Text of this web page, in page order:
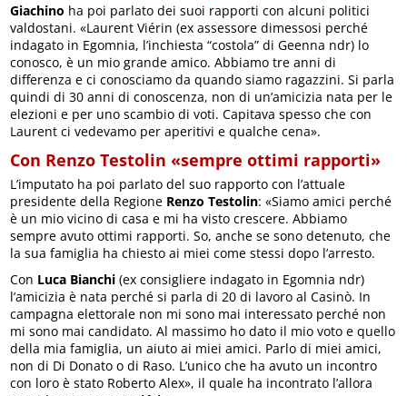
Giachino ha poi parlato dei suoi rapporti con alcuni politici
valdostani. «Laurent Viérin (ex assessore dimessosi perché
indagato in Egomnia, l’inchiesta “costola” di Geenna ndr) lo
conosco, è un mio grande amico. Abbiamo tre anni di
differenza e ci conosciamo da quando siamo ragazzini. Si parla
quindi di 30 anni di conoscenza, non di un’amicizia nata per le
elezioni e per uno scambio di voti. Capitava spesso che con
Laurent ci vedevamo per aperitivi e qualche cena».
Con Renzo Testolin «sempre ottimi rapporti»
L’imputato ha poi parlato del suo rapporto con l’attuale
presidente della Regione Renzo Testolin: «Siamo amici perché
è un mio vicino di casa e mi ha visto crescere. Abbiamo
sempre avuto ottimi rapporti. So, anche se sono detenuto, che
la sua famiglia ha chiesto ai miei come stessi dopo l’arresto.
Con Luca Bianchi (ex consigliere indagato in Egomnia ndr)
l’amicizia è nata perché si parla di 20 di lavoro al Casinò. In
campagna elettorale non mi sono mai interessato perché non
mi sono mai candidato. Al massimo ho dato il mio voto e quello
della mia famiglia, un aiuto ai miei amici. Parlo di miei amici,
non di Di Donato o di Raso. L’unico che ha avuto un incontro
con loro è stato Roberto Alex», il quale ha incontrato l’allora